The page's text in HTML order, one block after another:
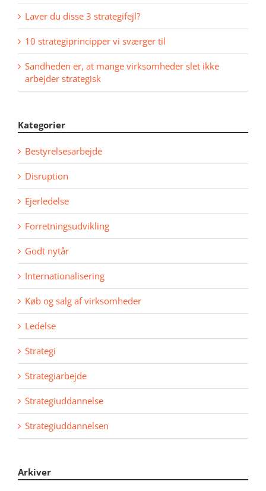
Laver du disse 3 strategifejl?
10 strategiprincipper vi sværger til
Sandheden er, at mange virksomheder slet ikke
arbejder strategisk
Kategorier
Bestyrelsesarbejde
Disruption
Ejerledelse
Forretningsudvikling
Godt nytår
Internationalisering
Køb og salg af virksomheder
Ledelse
Strategi
Strategiarbejde
Strategiuddannelse
Strategiuddannelsen
Arkiver